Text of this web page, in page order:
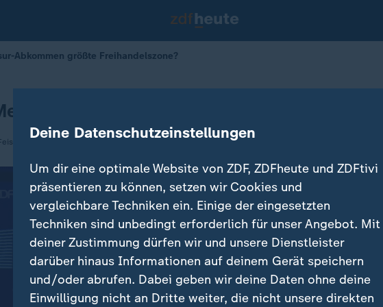
Abkommen größte Freihandelszone?
Abkommen größte Freihandelszone?
Deine Datenschutzeinstellungen
Um dir eine optimale Website von ZDF, ZDFheute und ZDFtivi
präsentieren zu können, setzen wir Cookies und
vergleichbare Techniken ein. Einige der eingesetzten
Techniken sind unbedingt erforderlich für unser Angebot. Mit
deiner Zustimmung dürfen wir und unsere Dienstleister
darüber hinaus Informationen auf deinem Gerät speichern
und/oder abrufen. Dabei geben wir deine Daten ohne deine
Einwilligung nicht an Dritte weiter, die nicht unsere direkten